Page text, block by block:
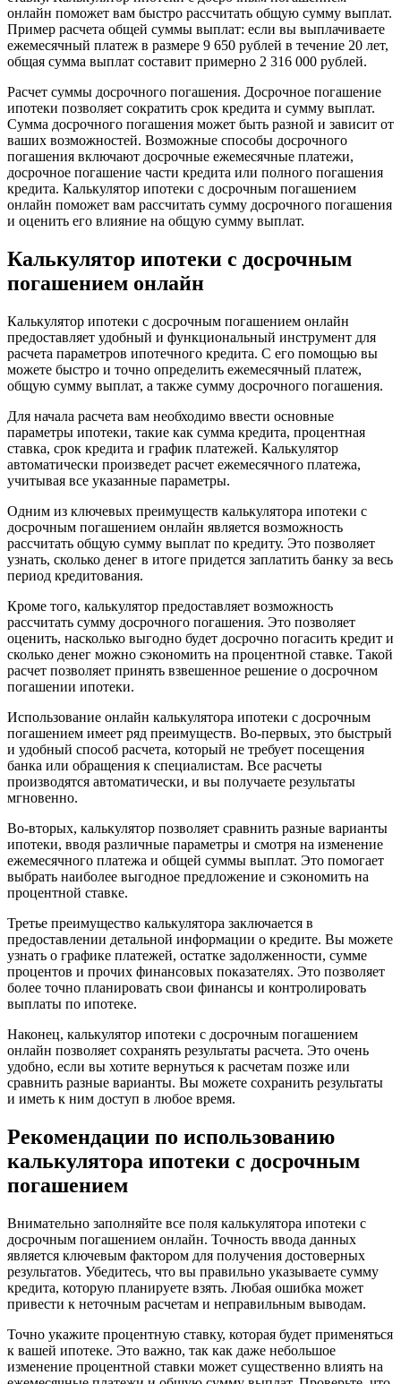
онлайн поможет вам быстро рассчитать общую сумму выплат.
Пример расчета общей суммы выплат: если вы выплачиваете
ежемесячный платеж в размере 9 650 рублей в течение 20 лет,
общая сумма выплат составит примерно 2 316 000 рублей.
Расчет суммы досрочного погашения. Досрочное погашение
ипотеки позволяет сократить срок кредита и сумму выплат.
Сумма досрочного погашения может быть разной и зависит от
ваших возможностей. Возможные способы досрочного
погашения включают досрочные ежемесячные платежи,
досрочное погашение части кредита или полного погашения
кредита. Калькулятор ипотеки с досрочным погашением
онлайн поможет вам рассчитать сумму досрочного погашения
и оценить его влияние на общую сумму выплат.
Калькулятор ипотеки с досрочным
погашением онлайн
Калькулятор ипотеки с досрочным погашением онлайн
предоставляет удобный и функциональный инструмент для
расчета параметров ипотечного кредита. С его помощью вы
можете быстро и точно определить ежемесячный платеж,
общую сумму выплат, а также сумму досрочного погашения.
Для начала расчета вам необходимо ввести основные
параметры ипотеки, такие как сумма кредита, процентная
ставка, срок кредита и график платежей. Калькулятор
автоматически произведет расчет ежемесячного платежа,
учитывая все указанные параметры.
Одним из ключевых преимуществ калькулятора ипотеки с
досрочным погашением онлайн является возможность
рассчитать общую сумму выплат по кредиту. Это позволяет
узнать, сколько денег в итоге придется заплатить банку за весь
период кредитования.
Кроме того, калькулятор предоставляет возможность
рассчитать сумму досрочного погашения. Это позволяет
оценить, насколько выгодно будет досрочно погасить кредит и
сколько денег можно сэкономить на процентной ставке. Такой
расчет позволяет принять взвешенное решение о досрочном
погашении ипотеки.
Использование онлайн калькулятора ипотеки с досрочным
погашением имеет ряд преимуществ. Во-первых, это быстрый
и удобный способ расчета, который не требует посещения
банка или обращения к специалистам. Все расчеты
производятся автоматически, и вы получаете результаты
мгновенно.
Во-вторых, калькулятор позволяет сравнить разные варианты
ипотеки, вводя различные параметры и смотря на изменение
ежемесячного платежа и общей суммы выплат. Это помогает
выбрать наиболее выгодное предложение и сэкономить на
процентной ставке.
Третье преимущество калькулятора заключается в
предоставлении детальной информации о кредите. Вы можете
узнать о графике платежей, остатке задолженности, сумме
процентов и прочих финансовых показателях. Это позволяет
более точно планировать свои финансы и контролировать
выплаты по ипотеке.
Наконец, калькулятор ипотеки с досрочным погашением
онлайн позволяет сохранять результаты расчета. Это очень
удобно, если вы хотите вернуться к расчетам позже или
сравнить разные варианты. Вы можете сохранить результаты
и иметь к ним доступ в любое время.
Рекомендации по использованию
калькулятора ипотеки с досрочным
погашением
Внимательно заполняйте все поля калькулятора ипотеки с
досрочным погашением онлайн. Точность ввода данных
является ключевым фактором для получения достоверных
результатов. Убедитесь, что вы правильно указываете сумму
кредита, которую планируете взять. Любая ошибка может
привести к неточным расчетам и неправильным выводам.
Точно укажите процентную ставку, которая будет применяться
к вашей ипотеке. Это важно, так как даже небольшое
изменение процентной ставки может существенно влиять на